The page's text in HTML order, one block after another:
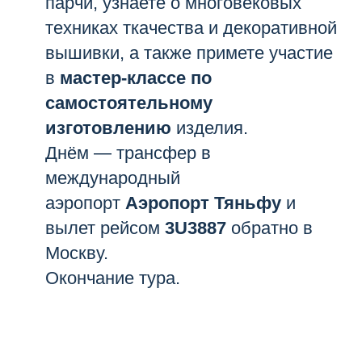
техниках ткачества и декоративной
вышивки, а также примете участие
в мастер-классе по
самостоятельному
изготовлению изделия.
Днём — трансфер в
международный
аэропорт Аэропорт Тяньфу и
вылет рейсом 3U3887 обратно в
Москву.
Окончание тура.